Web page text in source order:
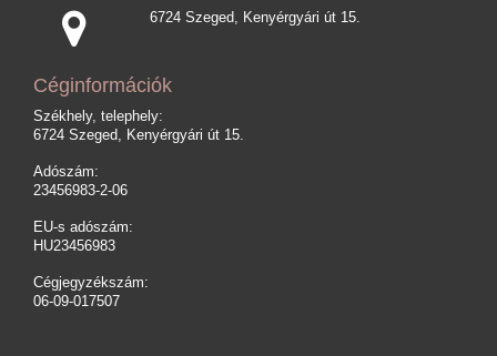
6724 Szeged, Kenyérgyári út 15.
Céginformációk
Székhely, telephely:
6724 Szeged, Kenyérgyári út 15.
Adószám:
23456983-2-06
EU-s adószám:
HU23456983
Cégjegyzékszám:
06-09-017507